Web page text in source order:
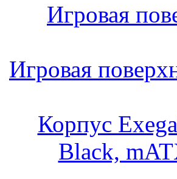
Игровая
Игровая
Корпус
Black,